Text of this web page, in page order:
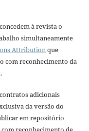
à revista o
simultaneamente
Attributionque
com reconhecimento da
adicionais
da versão do
em repositório